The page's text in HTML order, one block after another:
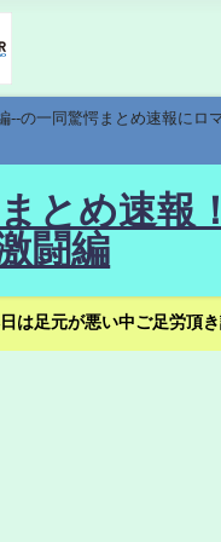
の一同驚愕まとめ速報にロ
とめ速報
闘編
足元が悪い中ご足労頂き